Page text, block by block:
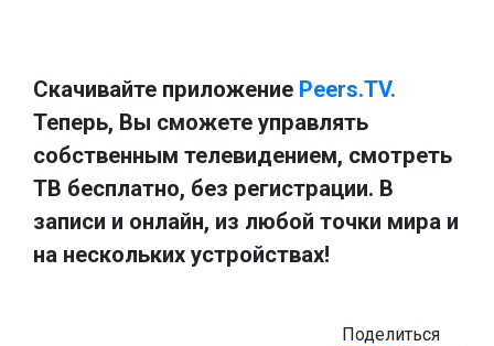
Скачивайте приложение Peers.TV.
Теперь, Вы сможете управлять
собственным телевидением, смотреть
ТВ бесплатно, без регистрации. В
записи и онлайн, из любой точки мира и
на нескольких устройствах!
Поделиться